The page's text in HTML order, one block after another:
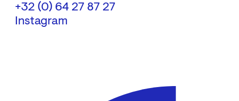
+32 (0) 64 27 87 27
Instagram